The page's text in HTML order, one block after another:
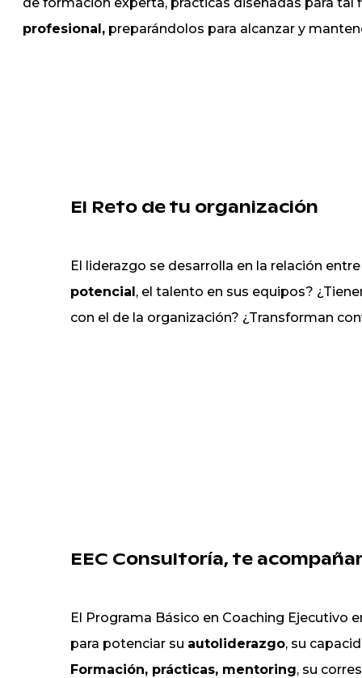
profesional, preparándolos para alcanzar y
El Reto de tu organización
El liderazgo se desarrolla en la relación
potencial, el talento en sus equipos?
con el de la organización? ¿Transforman
EEC Consultoría, te
El Programa Básico en Coaching Ejecutivo
para potenciar su autoliderazgo, su
Formación, prácticas, mentoring, su